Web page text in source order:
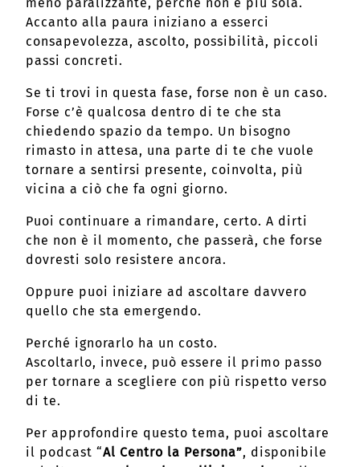
meno paralizzante, perché non è più sola.
Accanto alla paura iniziano a esserci
consapevolezza, ascolto, possibilità, piccoli
passi concreti.
Se ti trovi in questa fase, forse non è un caso.
Forse c’è qualcosa dentro di te che sta
chiedendo spazio da tempo. Un bisogno
rimasto in attesa, una parte di te che vuole
tornare a sentirsi presente, coinvolta, più
vicina a ciò che fa ogni giorno.
Puoi continuare a rimandare, certo. A dirti
che non è il momento, che passerà, che forse
dovresti solo resistere ancora.
Oppure puoi iniziare ad ascoltare davvero
quello che sta emergendo.
Perché ignorarlo ha un costo.
Ascoltarlo, invece, può essere il primo passo
per tornare a scegliere con più rispetto verso
di te.
Per approfondire questo tema, puoi ascoltare
il podcast “Al Centro la Persona”, disponibile